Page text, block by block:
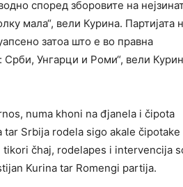
според зборовите на
мала“, вели Курина. Партијата
затоа што е во правна
Срби, Унгарци и Роми“, вели
numa khoni na đjanela i čipota
Srbija rodela sigo akale čipotake
čhaj, rodelapes i intervencija
Kurina tar Romengi partija.